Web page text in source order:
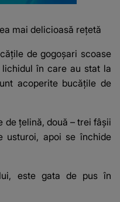
mai delicioasă reţetă
de gogoșari scoase
în care au stat la
acoperite bucățile de
de țelină, două – trei fâșii
usturoi, apoi se închide
este gata de pus în